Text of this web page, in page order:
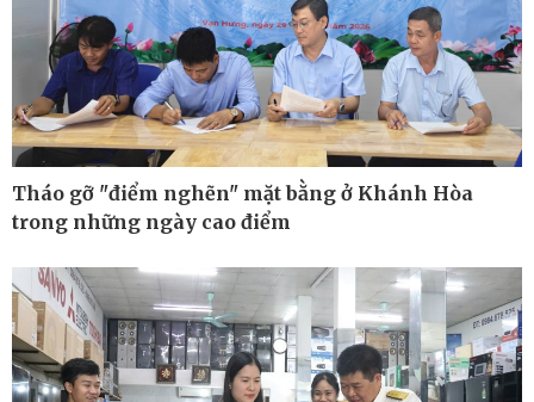
Tháo gỡ "điểm nghẽn" mặt bằng ở Khánh Hòa
trong những ngày cao điểm